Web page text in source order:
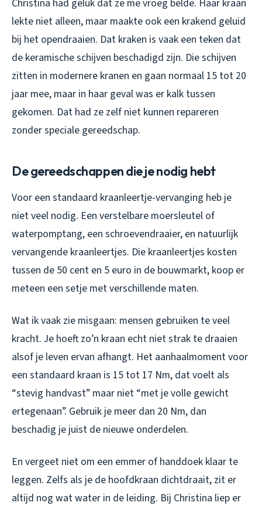
Christina had geluk dat ze me vroeg belde. Haar kraan
lekte niet alleen, maar maakte ook een krakend geluid
bij het opendraaien. Dat kraken is vaak een teken dat
de keramische schijven beschadigd zijn. Die schijven
zitten in modernere kranen en gaan normaal 15 tot 20
jaar mee, maar in haar geval was er kalk tussen
gekomen. Dat had ze zelf niet kunnen repareren
zonder speciale gereedschap.
De gereedschappen die je nodig hebt
Voor een standaard kraanleertje-vervanging heb je
niet veel nodig. Een verstelbare moersleutel of
waterpomptang, een schroevendraaier, en natuurlijk
vervangende kraanleertjes. Die kraanleertjes kosten
tussen de 50 cent en 5 euro in de bouwmarkt, koop er
meteen een setje met verschillende maten.
Wat ik vaak zie misgaan: mensen gebruiken te veel
kracht. Je hoeft zo’n kraan echt niet strak te draaien
alsof je leven ervan afhangt. Het aanhaalmoment voor
een standaard kraan is 15 tot 17 Nm, dat voelt als
“stevig handvast” maar niet “met je volle gewicht
ertegenaan”. Gebruik je meer dan 20 Nm, dan
beschadig je juist de nieuwe onderdelen.
En vergeet niet om een emmer of handdoek klaar te
leggen. Zelfs als je de hoofdkraan dichtdraait, zit er
altijd nog wat water in de leiding. Bij Christina liep er